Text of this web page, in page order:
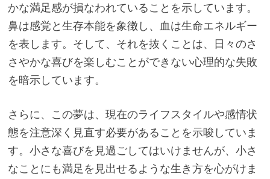
かな満足感が損なわれていることを示しています。
鼻は感覚と生存本能を象徴し、血は生命エネルギー
を表します。そして、それを抜くことは、日々のさ
さやかな喜びを楽しむことができない心理的な失敗
を暗示しています。
さらに、この夢は、現在のライフスタイルや感情状
態を注意深く見直す必要があることを示唆していま
す。小さな喜びを見過ごしてはいけませんが、小さ
なことにも満足を見出せるような生き方を心がけま